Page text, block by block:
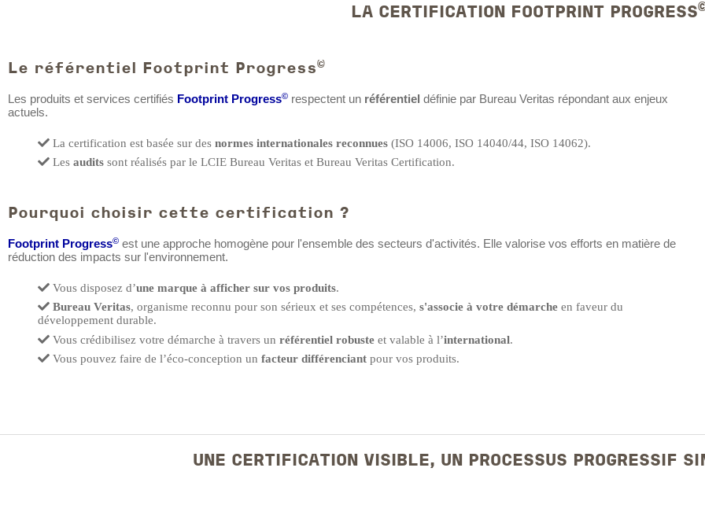
LA CERTIFICATION FOOTPRINT PROGRESS
Le référentiel Footprint Progress©
Les produits et services certifiés Footprint Progress© respectent un référentiel définie par Bureau Veritas répondant aux enjeux
actuels.
La certification est basée sur des normes internationales reconnues(ISO 14006, ISO 14040/44, ISO 14062).
Les audits sont réalisés par le LCIE Bureau Veritas et Bureau Veritas Certification.
Pourquoi choisir cette certification ?
Footprint Progress© est une approche homogène pour l'ensemble des secteurs d'activités. Elle valorise vos efforts en matière de
réduction des impacts sur l'environnement.
Vous disposez d’une marque à afficher sur vos produits.
Bureau Veritas, organisme reconnu pour son sérieux et ses compétences, s'associe à votre démarcheen faveur du
développement durable.
Vous crédibilisez votre démarche à travers un référentiel robuste et valable à l’international.
Vous pouvez faire de l’éco-conception un facteur différenciant pour vos produits.
UNE CERTIFICATION VISIBLE, UN PROCESSUS PROGRESSIF